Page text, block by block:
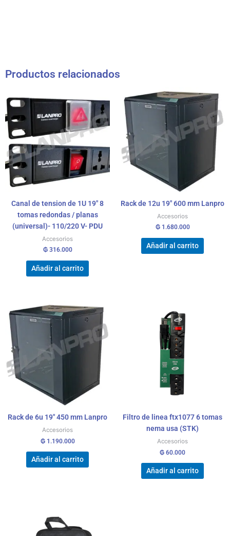
Productos relacionados
Canal de tension de 1U 19″ 8
tomas redondas / planas
(universal)- 110/220 V- PDU
Accesorios
₲316.000
Añadir al carrito
Rack de 12u 19″ 600 mm Lanpro
Accesorios
₲1.680.000
Añadir al carrito
Rack de 6u 19″ 450 mm Lanpro
Accesorios
₲1.190.000
Añadir al carrito
Filtro de linea ftx1077 6 tomas
nema usa (STK)
Accesorios
₲ 60.000
Añadir al carrito